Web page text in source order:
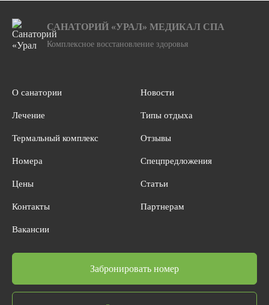
САНАТОРИЙ «УРАЛ» МЕДИКАЛ СПА
Комплексное восстановление здоровья
О санатории
Лечение
Термальный комплекс
Номера
Цены
Контакты
Вакансии
Новости
Типы отдыха
Отзывы
Спецпредложения
Статьи
Партнерам
Забронировать номер